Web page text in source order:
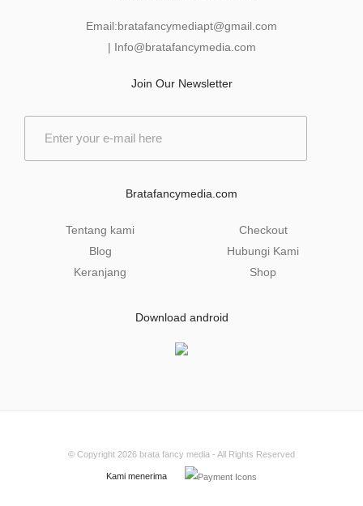
Email:bratafancymediapt@gmail.com
| Info@bratafancymedia.com
Join Our Newsletter
Bratafancymedia.com
Tentang kami
Blog
Keranjang
Checkout
Hubungi Kami
Shop
Download android
Kami menerima
© Copyright 2026 brata fancy media - All Rights Reserved